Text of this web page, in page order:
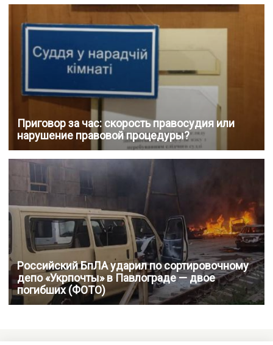
Приговор за час: скорость правосудия или
нарушение правовой процедуры?
Российский БпЛА ударил по сортировочному
депо «Укрпочты» в Павлограде — двое
погибших (ФОТО)